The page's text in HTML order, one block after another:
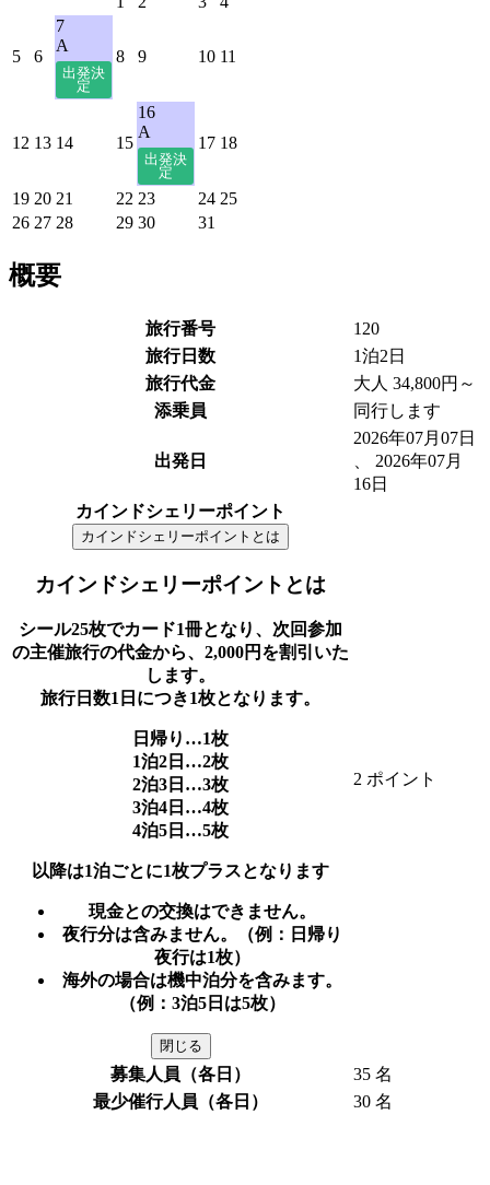
5 6
7
A
8 9 10 11
12 13 14 15
16
A
17 18
19 20 21 22 23 24 25
26 27 28 29 30 31
概要
旅行番号
120
旅行日数
1泊2日
旅行代金
大人 34,800円～
添乗員
同行します
出発日
2026年07月07日
、 2026年07月
16日
カインドシェリーポイント
カインドシェリーポイントとは
カインドシェリーポイントとは
シール25枚でカード1冊となり、次回参加
の主催旅行の代金から、2,000円を割引いた
します。
旅行日数1日につき1枚となります。
日帰り…1枚
1泊2日…2枚
2泊3日…3枚
3泊4日…4枚
4泊5日…5枚
以降は1泊ごとに1枚プラスとなります
現金との交換はできません。
夜行分は含みません。（例：日帰り
夜行は1枚）
海外の場合は機中泊分を含みます。
（例：3泊5日は5枚）
閉じる
2 ポイント
募集人員（各日）
35 名
最少催行人員（各日）
30 名